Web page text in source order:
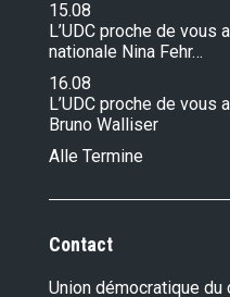
15.08
L’UDC proche de vous
nationale Nina Fehr…
16.08
L’UDC proche de vous
Bruno Walliser
Alle Termine
Contact
Union démocratique du